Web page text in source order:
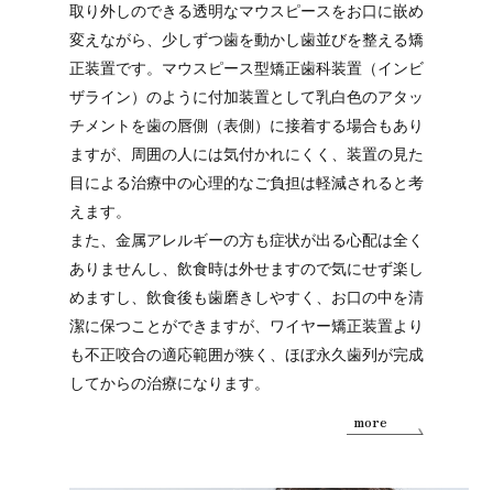
取り外しのできる透明なマウスピースをお口に嵌め
変えながら、少しずつ歯を動かし歯並びを整える矯
正装置です。マウスピース型矯正歯科装置（インビ
ザライン）のように付加装置として乳白色のアタッ
チメントを歯の唇側（表側）に接着する場合もあり
ますが、周囲の人には気付かれにくく、装置の見た
目による治療中の心理的なご負担は軽減されると考
えます。
また、金属アレルギーの方も症状が出る心配は全く
ありませんし、飲食時は外せますので気にせず楽し
めますし、飲食後も歯磨きしやすく、お口の中を清
潔に保つことができますが、ワイヤー矯正装置より
も不正咬合の適応範囲が狭く、ほぼ永久歯列が完成
してからの治療になります。
more